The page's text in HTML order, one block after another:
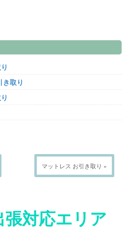
取り
マットレス お引き取り »
張対応エリア